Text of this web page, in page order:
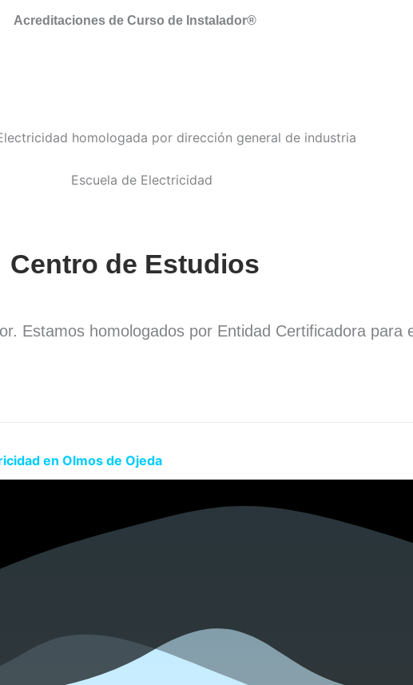
Acreditaciones de Curso de Instalador®
Centro de Estudios
Estamos homologados por Entidad Certificadora para
en Olmos de Ojeda